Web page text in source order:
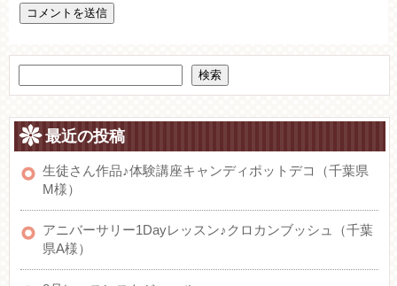
検索
最近の投稿
生徒さん作品♪体験講座キャンディポットデコ（千葉県
M様）
アニバーサリー1Dayレッスン♪クロカンブッシュ（千葉
県A様）